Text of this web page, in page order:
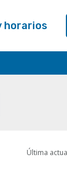
horarios
Última